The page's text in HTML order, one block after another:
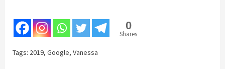
0
Shares
Tags: 2019, Google, Vanessa